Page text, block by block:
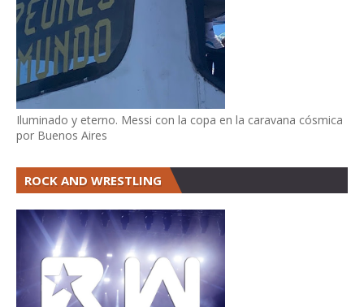
Iluminado y eterno. Messi con la copa en la caravana cósmica
por Buenos Aires
ROCK AND WRESTLING